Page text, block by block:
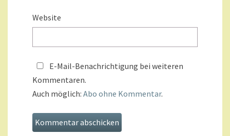
Website
E-Mail-Benachrichtigung bei weiteren
Kommentaren.
Auch möglich: Abo ohne Kommentar.